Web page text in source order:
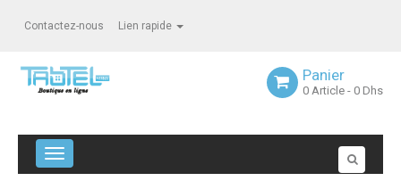
Contactez-nous Lien rapide
Panier
0 Article - 0 Dhs
Navigation bascule